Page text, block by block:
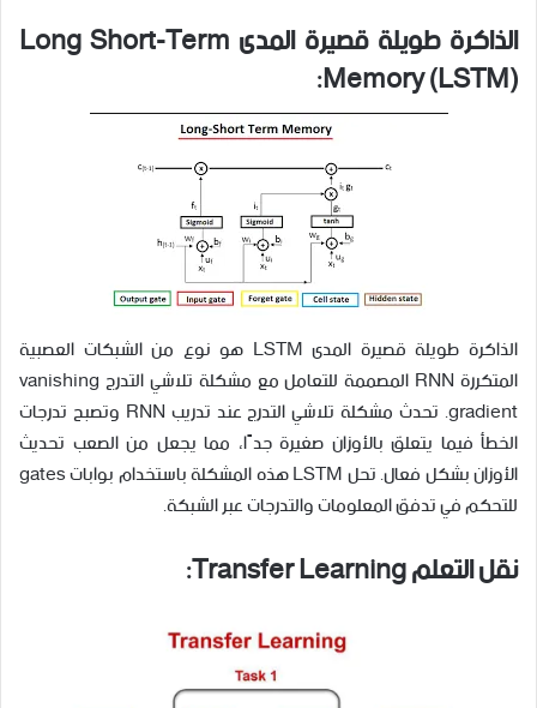
الذاكرة طويلة قصيرة المدى Long Short-Term
Memory (LSTM):
الذاكرة طويلة قصيرة المدى LSTM هو نوع من الشبكات العصبية
المتكررة RNN المصممة للتعامل مع مشكلة تلاشي التدرج vanishing
gradient. تحدث مشكلة تلاشي التدرج عند تدريب RNN وتصبح تدرجات
الخطأ فيما يتعلق بالأوزان صغيرة جدًا، مما يجعل من الصعب تحديث
الأوزان بشكل فعال. تحل LSTM هذه المشكلة باستخدام بوابات gates
للتحكم في تدفق المعلومات والتدرجات عبر الشبكة.
نقل التعلم Transfer Learning: